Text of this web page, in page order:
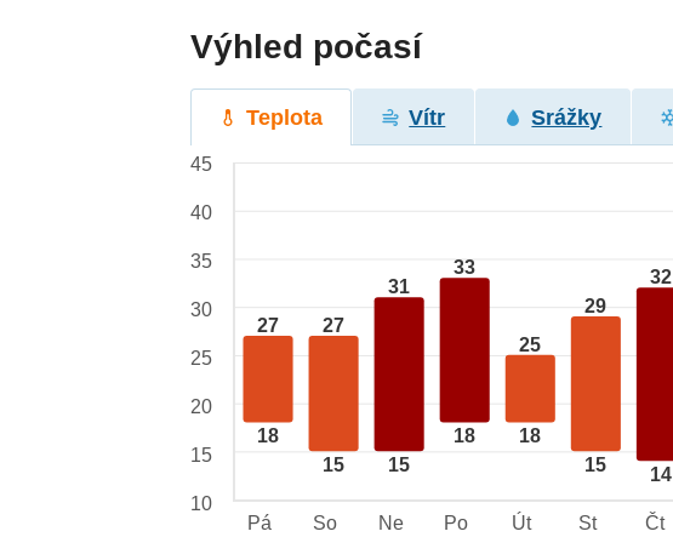
Výhled počasí
Teplota Vítr Srážky
27
18
27
15
31
15
33
18
25
18
29
15
32
14
45
40
35
30
25
20
15
10
Pá
So Ne Po Út St Čt